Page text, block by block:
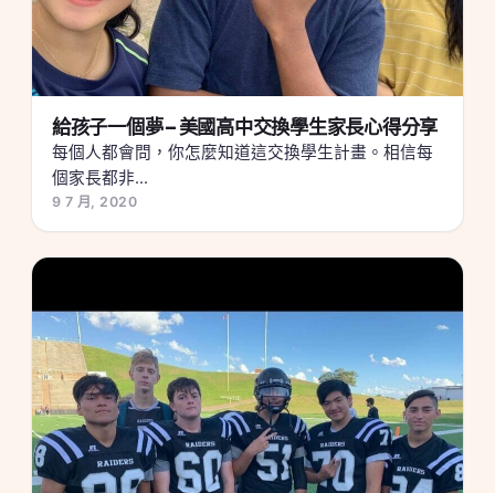
給孩子一個夢 – 美國高中交換學生家長心得分享
每個人都會問，你怎麼知道這交換學生計畫。相信每
個家長都非...
9 7 月, 2020